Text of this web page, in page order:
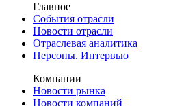
Главное
События отрасли
Новости отрасли
Отраслевая аналитика
Персоны. Интервью
Компании
Новости рынка
Новости компаний